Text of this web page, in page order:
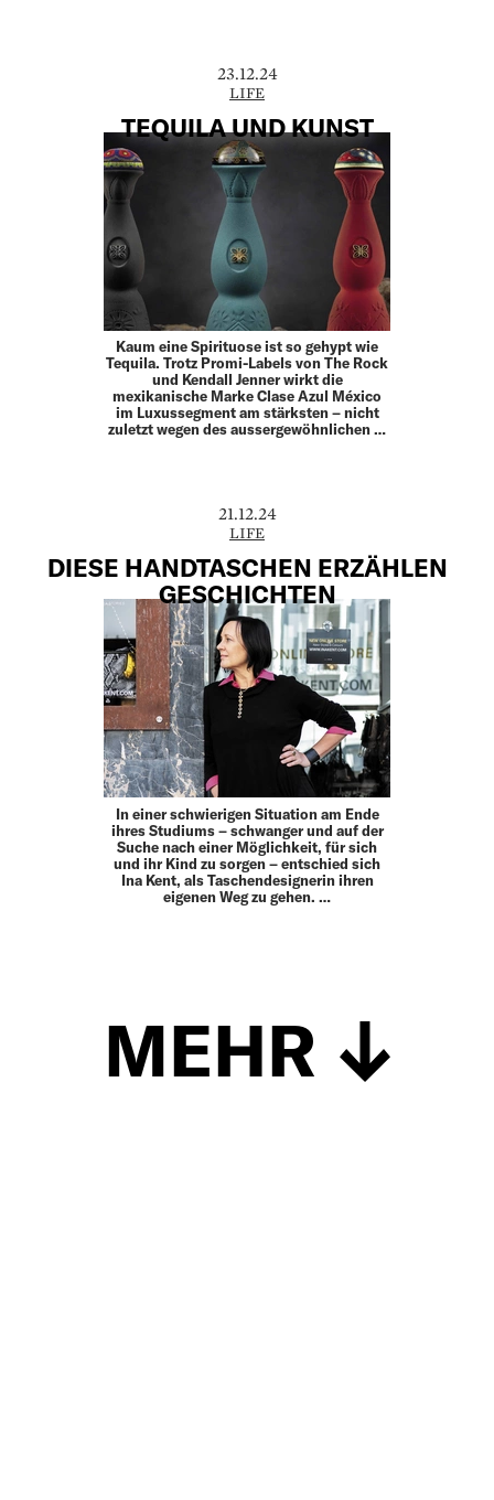
23.12.24
LIFE
TEQUILA UND KUNST
Kaum eine Spirituose ist so gehypt wie
Tequila. Trotz Promi-Labels von The Rock
und Kendall Jenner wirkt die
mexikanische Marke Clase Azul México
im Luxussegment am stärksten – nicht
zuletzt wegen des aussergewöhnlichen …
21.12.24
LIFE
DIESE HANDTASCHEN ERZÄHLEN
GESCHICHTEN
In einer schwierigen Situation am Ende
ihres Studiums – schwanger und auf der
Suche nach einer Möglichkeit, für sich
und ihr Kind zu sorgen – entschied sich
Ina Kent, als Taschendesignerin ihren
eigenen Weg zu gehen. …
MEHR